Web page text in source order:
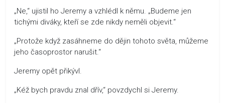
„Ne,“ ujistil ho Jeremy a vzhlédl k němu. „Budeme jen
tichými diváky, kteří se zde nikdy neměli objevit.“
„Protože když zasáhneme do dějin tohoto světa, můžeme
jeho časoprostor narušit.“
Jeremy opět přikývl.
„Kéž bych pravdu znal dřív,“ povzdychl si Jeremy.